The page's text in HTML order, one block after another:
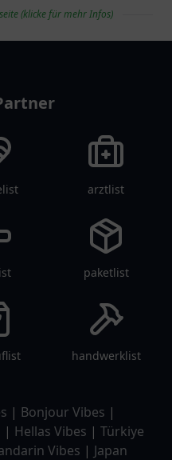
(klicke für mehr Infos)
arztlist
paketlist
handwerklist
| Bonjour Vibes |
| Hellas Vibes | Türkiye
Vibes | Japan